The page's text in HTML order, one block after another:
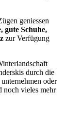
geniessen
gute Schuhe,
zur Verfügung
durch die
oder
noch vieles mehr